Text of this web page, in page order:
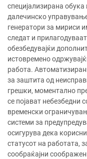
специјализирана
далечинско
генератори за мириси
следат и
обезбедувајќи
истовремено
работа.
за заштита од
грешки, моментално
се појават небезбедни
временски
системи за
осигурува дека
статусот на работата,
сообраќајни